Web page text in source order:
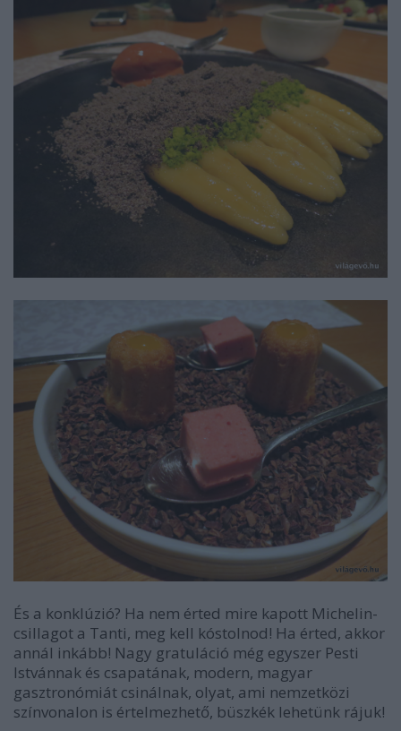
És a konklúzió? Ha nem érted mire kapott Michelin-
csillagot a Tanti, meg kell kóstolnod! Ha érted, akkor
annál inkább! Nagy gratuláció még egyszer Pesti
Istvánnak és csapatának, modern, magyar
gasztronómiát csinálnak, olyat, ami nemzetközi
színvonalon is értelmezhető, büszkék lehetünk rájuk!